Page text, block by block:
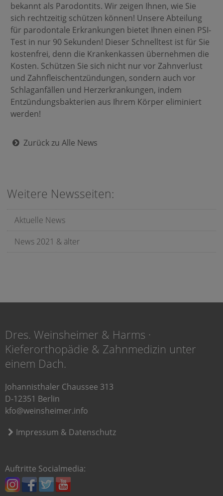
bekannt als Parodontits. Wir zeigen Ihnen, wie Sie
sich rechtzeitig schützen können! Unsere Abteilung
für parodontale Erkrankungen bietet Ihnen einen PSI-
Test in nur 90 Sekunden! Dieser Schnelltest ist für Sie
kostenfrei, denn die Krankenkassen übernehmen die
Kosten. Schützen Sie sich nicht nur vor Zahnverlust
und Zahnfleischentzündungen, sondern auch vor
Schlaganfällen und Herzerkrankungen, indem
Entzündungsbakterien aus Ihrem Körper eliminiert
werden!
Zurück zu Alle News
Weitere Newsseiten:
Aktuelle News
News 2021 & älter
Dres. Weinsheimer & Harms ·
Kieferorthopädie & Zahnmedizin unter
einem Dach.
Johannisthaler Chaussee 313
D-12351 Berlin
kfo@weinsheimer.info
Impressum & Datenschutz
Auftritte Socialmedia: